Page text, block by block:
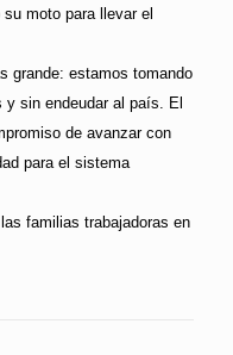
moto para llevar el
grande: estamos tomando
sin endeudar al país. El
de avanzar con
para el sistema
familias trabajadoras en